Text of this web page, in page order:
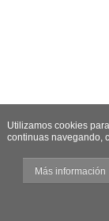
Utilizamos cookies
continuas navegando,
Más información